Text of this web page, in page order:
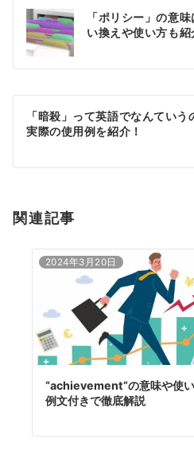
ン
「ポリシー」の意
い換えや使い方も紹
「暗殺」って英語でなんていう
実際の使用例を紹介！
関連記事
2024年3月20日
“achievement”の意味や使
例文付きで徹底解説